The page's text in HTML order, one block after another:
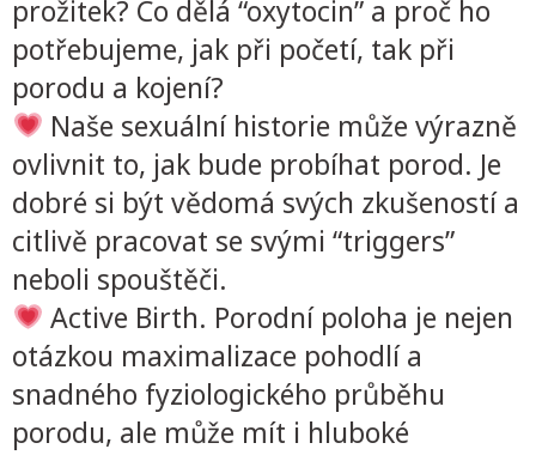
prožitek? Co dělá “oxytocin” a proč ho
potřebujeme, jak při početí, tak při
porodu a kojení?
Naše sexuální historie může výrazně
ovlivnit to, jak bude probíhat porod. Je
dobré si být vědomá svých zkušeností a
citlivě pracovat se svými “triggers”
neboli spouštěči.
Active Birth. Porodní poloha je nejen
otázkou maximalizace pohodlí a
snadného fyziologického průběhu
porodu, ale může mít i hluboké